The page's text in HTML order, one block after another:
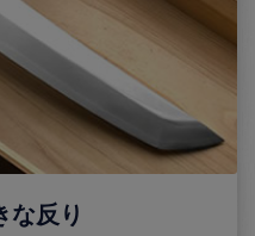
な反り